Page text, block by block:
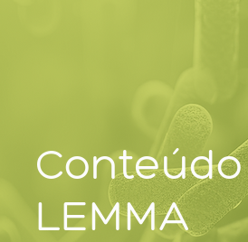
Conteúdo
LEMMA